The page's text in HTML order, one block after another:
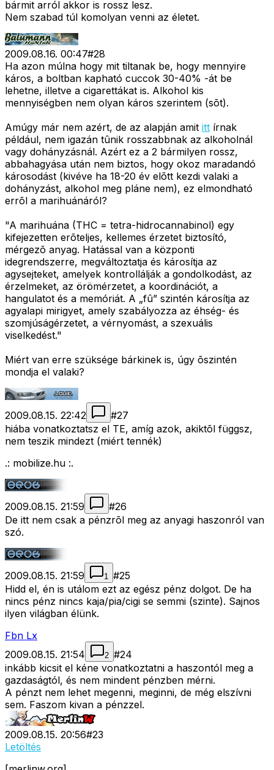
bármit arról akkor is rossz lesz.
Nem szabad túl komolyan venni az életet.
2009.08.16. 00:47#28
Ha azon múlna hogy mit tiltanak be, hogy mennyire
káros, a boltban kapható cuccok 30-40% -át be
lehetne, illetve a cigarettákat is. Alkohol kis
mennyiségben nem olyan káros szerintem (sõt).
Amúgy már nem azért, de az alapján amit itt írnak
például, nem igazán tûnik rosszabbnak az alkoholnál
vagy dohányzásnál. Azért ez a 2 bármilyen rossz,
abbahagyása után nem biztos, hogy okoz maradandó
károsodást (kivéve ha 18-20 év elõtt kezdi valaki a
dohányzást, alkohol meg pláne nem), ez elmondható
errõl a marihuánáról?
"A marihuána (THC = tetra-hidrocannabinol) egy
kifejezetten erõteljes, kellemes érzetet biztosító,
mérgezõ anyag. Hatással van a központi
idegrendszerre, megváltoztatja és károsítja az
agysejteket, amelyek kontrollálják a gondolkodást, az
érzelmeket, az örömérzetet, a koordinációt, a
hangulatot és a memóriát. A „fû” szintén károsítja az
agyalapi mirigyet, amely szabályozza az éhség- és
szomjúságérzetet, a vérnyomást, a szexuális
viselkedést."
Miért van erre szüksége bárkinek is, úgy õszintén
mondja el valaki?
2009.08.15. 22:42 #27
hiába vonatkoztatsz el TE, amíg azok, akiktõl függsz,
nem teszik mindezt (miért tennék)
.: mobilize.hu :.
2009.08.15. 21:59 #26
De itt nem csak a pénzrõl meg az anyagi haszonról van
szó.
2009.08.15. 21:59 1 #25
Hidd el, én is utálom ezt az egész pénz dolgot. De ha
nincs pénz nincs kaja/pia/cigi se semmi (szinte). Sajnos
ilyen világban élünk.
Fbn Lx
2009.08.15. 21:54
2 #24
inkább kicsit el kéne vonatkoztatni a haszontól meg a
gazdaságtól, és nem mindent pénzben mérni.
A pénzt nem lehet megenni, meginni, de még elszívni
sem. Faszom kivan a pénzzel.
2009.08.15. 20:56#23
Letöltés